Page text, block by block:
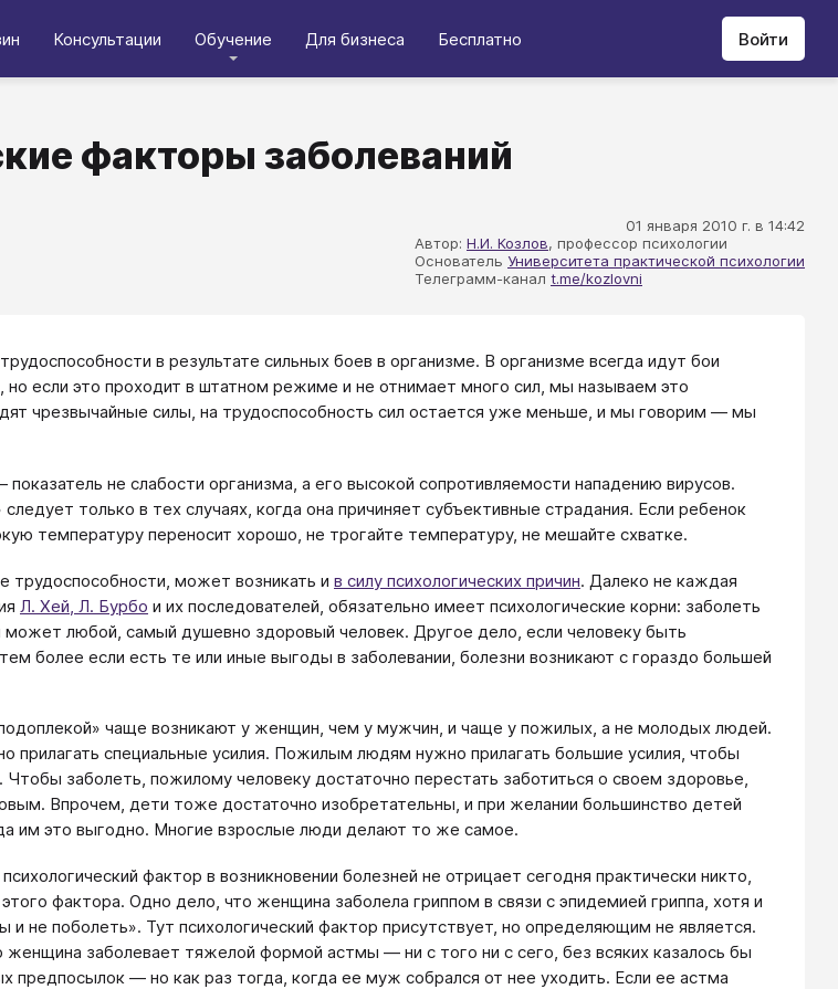
Консультации Обучение Для бизнеса Бесплатно Войти
факторы заболеваний
01 января 2010 г. в 14:42
Автор: Н.И. Козлов, профессор психологии
Основатель Университета практической психологии
Телеграмм-канал t.me/kozlovni
в результате сильных боев в организме. В организме всегда идут бои
если это проходит в штатном режиме и не отнимает много сил, мы называем это
чрезвычайные силы, на трудоспособность сил остается уже меньше, и мы говорим — мы
не слабости организма, а его высокой сопротивляемости нападению вирусов.
только в тех случаях, когда она причиняет субъективные страдания. Если ребенок
температуру переносит хорошо, не трогайте температуру, не мешайте схватке.
трудоспособности, может возникать и в силу психологических причин. Далеко не каждая
Л. Хей, Л. Бурбо и их последователей, обязательно имеет психологические корни: заболеть
любой, самый душевно здоровый человек. Другое дело, если человеку быть
более если есть те или иные выгоды в заболевании, болезни возникают с гораздо большей
подоплекой» чаще возникают у женщин, чем у мужчин, и чаще у пожилых, а не молодых людей.
прилагать специальные усилия. Пожилым людям нужно прилагать большие усилия, чтобы
заболеть, пожилому человеку достаточно перестать заботиться о своем здоровье,
Впрочем, дети тоже достаточно изобретательны, и при желании большинство детей
им это выгодно. Многие взрослые люди делают то же самое.
фактор в возникновении болезней не отрицает сегодня практически никто,
фактора. Одно дело, что женщина заболела гриппом в связи с эпидемией гриппа, хотя и
и не поболеть». Тут психологический фактор присутствует, но определяющим не является.
заболевает тяжелой формой астмы — ни с того ни с сего, без всяких казалось бы
предпосылок — но как раз тогда, когда ее муж собрался от нее уходить. Если ее астма